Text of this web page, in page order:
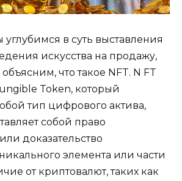
в суть выставления
искусства на продажу,
что такое NFT. N FT
Token, который
тип цифрового актива,
собой право
доказательство
элемента или части
от криптовалют, таких как